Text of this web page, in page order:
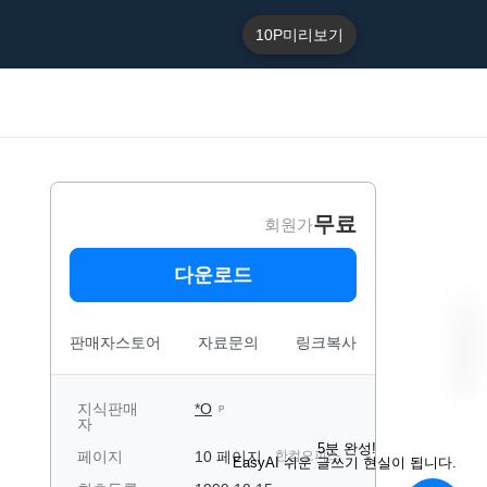
10P미리보기
회원가무료
다운로드
판매자스토어 자료문의 링크복사
지식판매
자
*O P
페이지 10 페이지 한컴오피스5분 완성!
EasyAI 쉬운 글쓰기 현실이 됩니다.